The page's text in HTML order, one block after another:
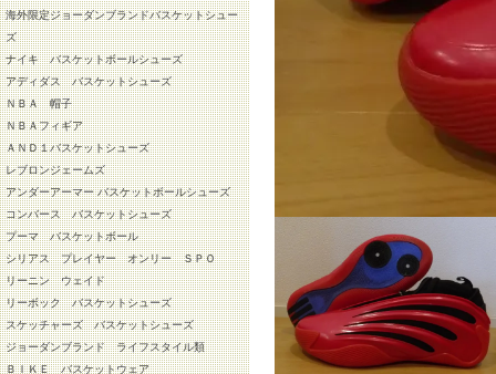
海外限定ジョーダンブランドバスケットシュー
ズ
ナイキ バスケットボールシューズ
アディダス バスケットシューズ
ＮＢＡ 帽子
ＮＢＡフィギア
ＡＮＤ１バスケットシューズ
レブロンジェームズ
アンダーアーマー バスケットボールシューズ
コンバース バスケットシューズ
プーマ バスケットボール
シリアス プレイヤー オンリー ＳＰＯ
リーニン ウェイド
リーボック バスケットシューズ
スケッチャーズ バスケットシューズ
ジョーダンブランド ライフスタイル類
ＢＩＫＥ バスケットウェア